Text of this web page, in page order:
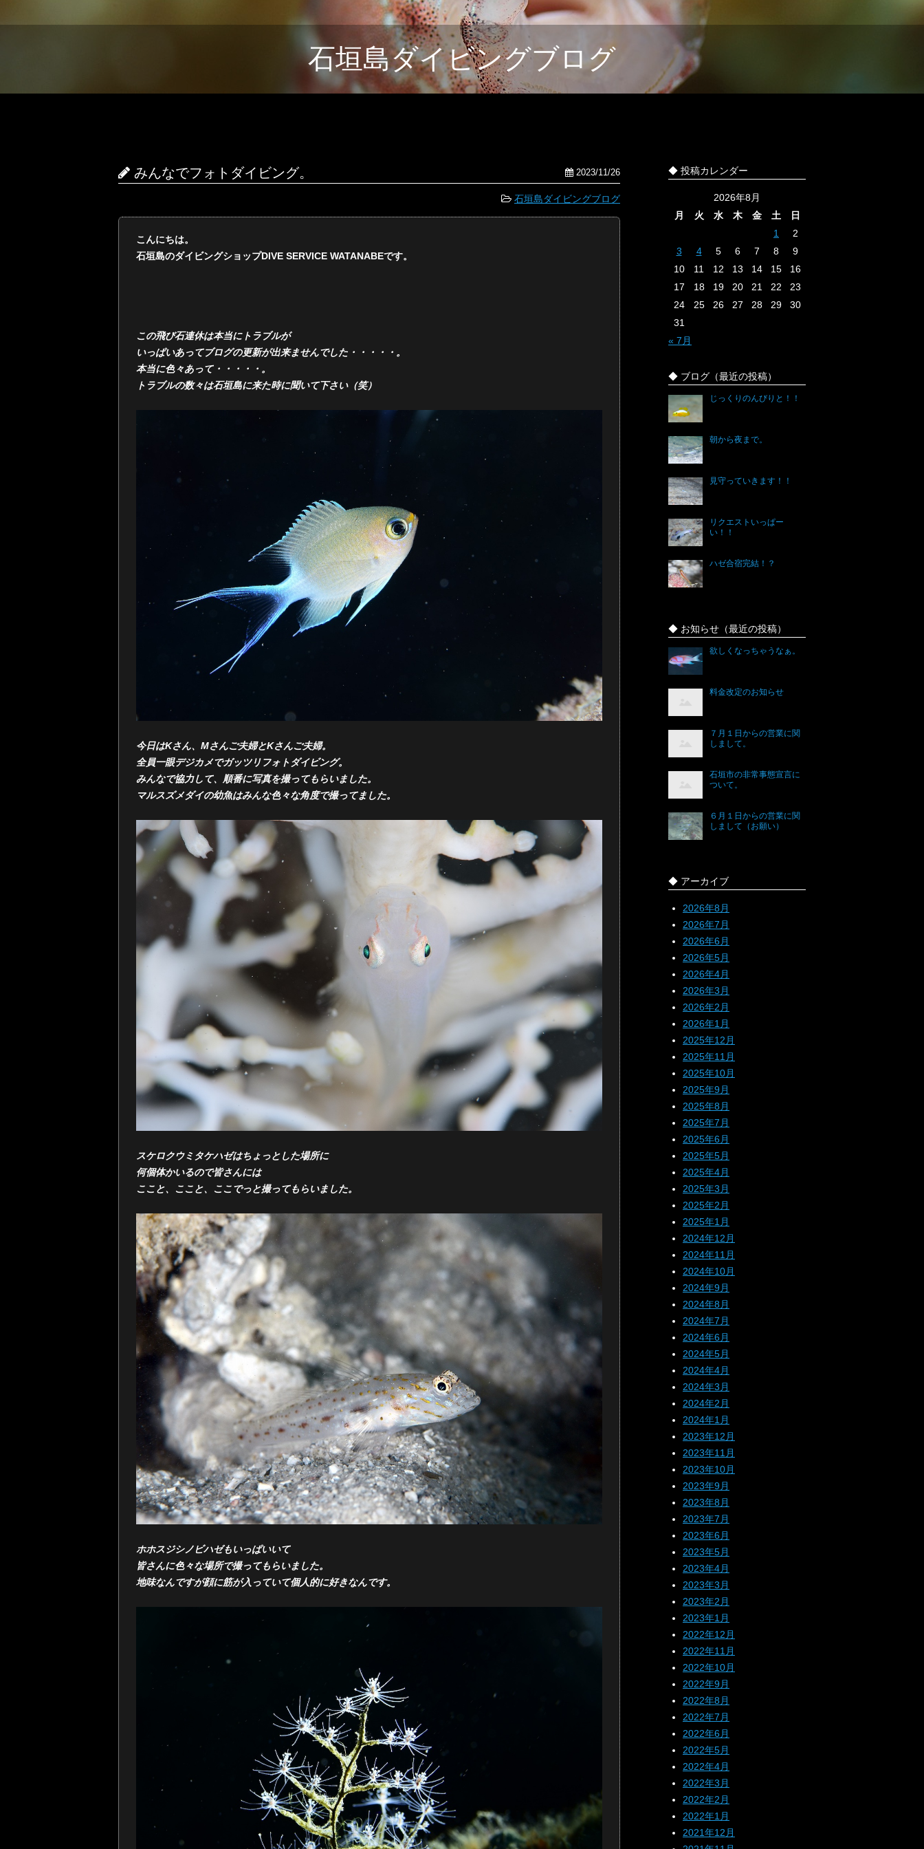
石垣島ダイビングブログ
みんなでフォトダイビング。 2023/11/26
石垣島ダイビングブログ
こんにちは。
石垣島のダイビングショップDIVE SERVICE WATANABEです。
この飛び石連休は本当にトラブルが
いっぱいあってブログの更新が出来ませんでした・・・・・。
本当に色々あって・・・・・。
トラブルの数々は石垣島に来た時に聞いて下さい（笑）
今日はKさん、Mさんご夫婦とKさんご夫婦。
全員一眼デジカメでガッツリフォトダイビング。
みんなで協力して、順番に写真を撮ってもらいました。
マルスズメダイの幼魚はみんな色々な角度で撮ってました。
スケロクウミタケハゼはちょっとした場所に
何個体かいるので皆さんには
ここと、ここと、ここでっと撮ってもらいました。
ホホスジシノビハゼもいっぱいいて
皆さんに色々な場所で撮ってもらいました。
地味なんですが顔に筋が入っていて個人的に好きなんです。
◆ 投稿カレンダー
2026年8月
月
火 水 木 金 土
日
1
2
3
4 5 6 7 8
9
10
11 12 13 14 15
16
17
18 19 20 21 22
23
24
25 26 27 28 29
30
31
« 7月
◆ ブログ（最近の投稿）
じっくりのんびりと！！
朝から夜まで。
見守っていきます！！
リクエストいっぱー
い！！
ハゼ合宿完結！？
◆ お知らせ（最近の投稿）
欲しくなっちゃうなぁ。
料金改定のお知らせ
７月１日からの営業に関
しまして。
石垣市の非常事態宣言に
ついて。
６月１日からの営業に関
しまして（お願い）
◆ アーカイブ
2026年8月
2026年7月
2026年6月
2026年5月
2026年4月
2026年3月
2026年2月
2026年1月
2025年12月
2025年11月
2025年10月
2025年9月
2025年8月
2025年7月
2025年6月
2025年5月
2025年4月
2025年3月
2025年2月
2025年1月
2024年12月
2024年11月
2024年10月
2024年9月
2024年8月
2024年7月
2024年6月
2024年5月
2024年4月
2024年3月
2024年2月
2024年1月
2023年12月
2023年11月
2023年10月
2023年9月
2023年8月
2023年7月
2023年6月
2023年5月
2023年4月
2023年3月
2023年2月
2023年1月
2022年12月
2022年11月
2022年10月
2022年9月
2022年8月
2022年7月
2022年6月
2022年5月
2022年4月
2022年3月
2022年2月
2022年1月
2021年12月